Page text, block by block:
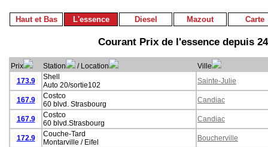
Haut et Bas L'essence Diesel Mazout Carte
Courant Prix de l'essence depuis
Prix Station / Location
Ville
173.9
Shell
Auto 20/sortie102
Sainte-Julie
167.9
Costco
60 blvd. Strasbourg
Candiac
167.9
Costco
60 blvd.Strasbourg
Candiac
172.9
Couche-Tard
Montarville / Eifel
Boucherville